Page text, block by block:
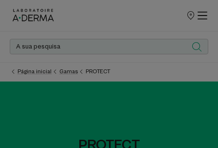
PONTOS
Página inicial Gamas PROTECT